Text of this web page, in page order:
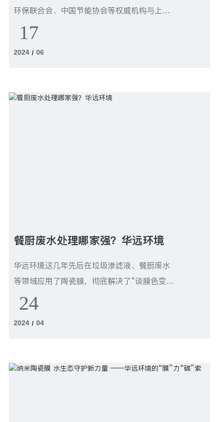
环保联合会、中国节能协会等权威机构与上海
荷瑞展览联合主办的上海世环会。本届展会汇
聚了来自多个国家和地区的环保企业，充分展
示了环保领域的新技术、新产品、新理念等创
术。各个展位精心布置，展品涵盖了多个领
17
2024 / 06
餐厨废水处理哪家强？华远环境
华远环境这几年先后在垃圾渗滤液、餐厨废水
等领域应用了陶瓷膜，彻底解决了“谈膜色变”
的顽症。
24
2024 / 04